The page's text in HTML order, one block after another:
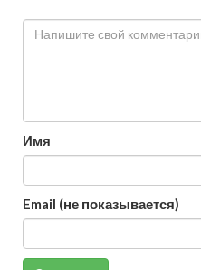
Имя
Email (не показывается)